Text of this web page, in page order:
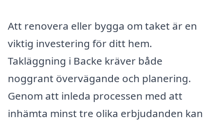
Att renovera eller bygga om taket är en
viktig investering för ditt hem.
Takläggning i Backe kräver både
noggrant övervägande och planering.
Genom att inleda processen med att
inhämta minst tre olika erbjudanden kan